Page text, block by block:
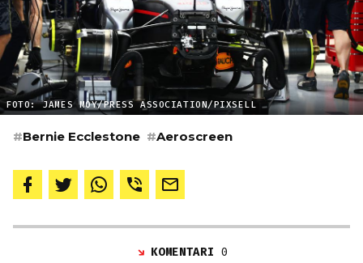
FOTO: JAMES MOY/PRESS ASSOCIATION/PIXSELL
#Bernie Ecclestone #Aeroscreen
KOMENTARI0